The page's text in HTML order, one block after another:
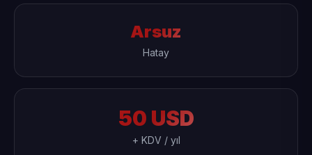
Arsuz
Hatay
50 USD
+ KDV / yıl